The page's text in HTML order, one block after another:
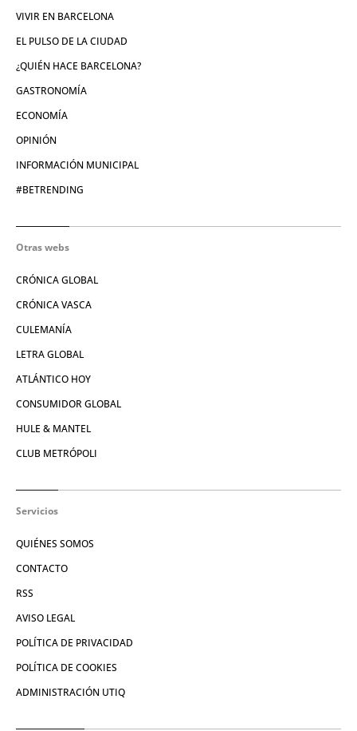
VIVIR EN BARCELONA
EL PULSO DE LA CIUDAD
¿QUIÉN HACE BARCELONA?
GASTRONOMÍA
ECONOMÍA
OPINIÓN
INFORMACIÓN MUNICIPAL
#BETRENDING
Otras webs
CRÓNICA GLOBAL
CRÓNICA VASCA
CULEMANÍA
LETRA GLOBAL
ATLÁNTICO HOY
CONSUMIDOR GLOBAL
HULE & MANTEL
CLUB METRÓPOLI
Servicios
QUIÉNES SOMOS
CONTACTO
RSS
AVISO LEGAL
POLÍTICA DE PRIVACIDAD
POLÍTICA DE COOKIES
ADMINISTRACIÓN UTIQ